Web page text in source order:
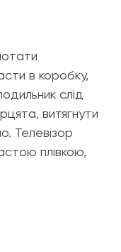
в коробку,
слід
витягнути
Телевізор
плівкою,